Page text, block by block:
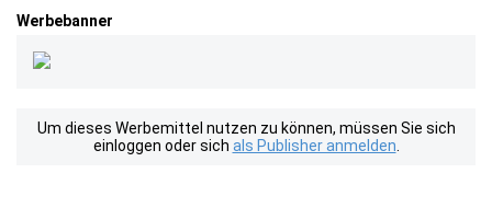
Werbebanner
Um dieses Werbemittel nutzen zu können, müssen Sie sich
einloggen oder sich als Publisher anmelden